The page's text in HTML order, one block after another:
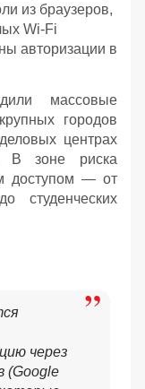
из браузеров,
Wi-Fi
авторизации в
массовые
городов
центрах
В зоне риска
доступом — от
студенческих
через
(Google